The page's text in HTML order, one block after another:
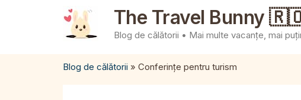
The Travel Bunny
Blog de călătorii • Mai multe vacanțe, mai
Blog de călătorii » Conferințe pentru turism